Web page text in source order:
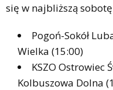
się w najbliższą
Pogoń-Sokół
Wielka (15:00)
KSZO Ostrowiec
Kolbuszowa Dolna